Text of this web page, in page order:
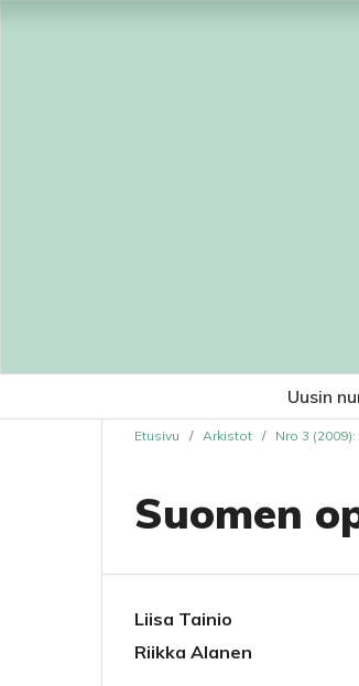
Uusin
Etusivu / Arkistot / Nro 3
Suomen
Liisa Tainio
Riikka Alanen